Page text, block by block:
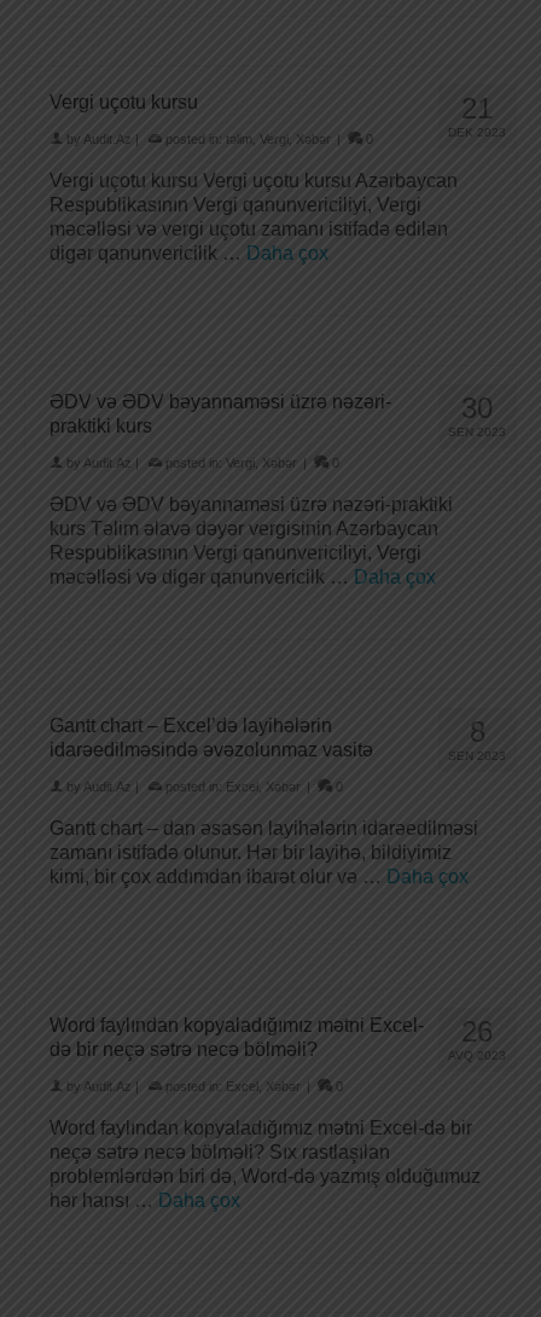
21
DEK 2023
Vergi uçotu kursu
by Audit.Az | posted in: təlim Vergi Xəbər | 0
Vergi uçotu kursu Vergi uçotu kursu Azərbaycan
Respublikasının Vergi qanunvericiliyi, Vergi
məcəlləsi və vergi uçotu zamanı istifadə edilən
digər qanunvericilik … Daha çox
30
SEN 2023
ƏDV və ƏDV bəyannaməsi üzrə nəzəri-
praktiki kurs
by Audit.Az | posted in: Vergi Xəbər | 0
ƏDV və ƏDV bəyannaməsi üzrə nəzəri-praktiki
kurs Təlim əlavə dəyər vergisinin Azərbaycan
Respublikasının Vergi qanunvericiliyi, Vergi
məcəlləsi və digər qanunvericilk … Daha çox
8
SEN 2023
Gantt chart – Excel’də layihələrin
idarəedilməsində əvəzolunmaz vasitə
by Audit.Az | posted in: Excel Xəbər | 0
Gantt chart – dan əsasən layihələrin idarəedilməsi
zamanı istifadə olunur. Hər bir layihə, bildiyimiz
kimi, bir çox addımdan ibarət olur və … Daha çox
26
AVQ 2023
Word faylından kopyaladığımız mətni Excel-
də bir neçə sətrə necə bölməli?
by Audit.Az | posted in: Excel Xəbər | 0
Word faylından kopyaladığımız mətni Excel-də bir
neçə sətrə necə bölməli? Sıx rastlaşılan
problemlərdən biri də, Word-də yazmış olduğumuz
hər hansı … Daha çox